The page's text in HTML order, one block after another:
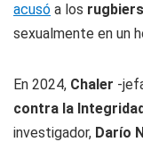
acusó a los
sexualmente en un
En 2024, Chaler -
contra la
investigador, Darío